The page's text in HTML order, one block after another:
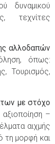
δυναμικού
τεχνίτες
αλλοδαπών
όπως:
Τουρισμός,
με στόχο
–
αιχμής
τη μορφή και